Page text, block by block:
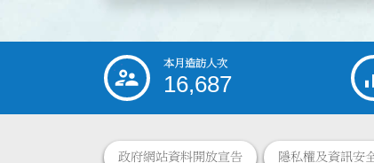
::: 本月造訪人次
16,687
政府網站資料開放宣告 隱私權及資訊安